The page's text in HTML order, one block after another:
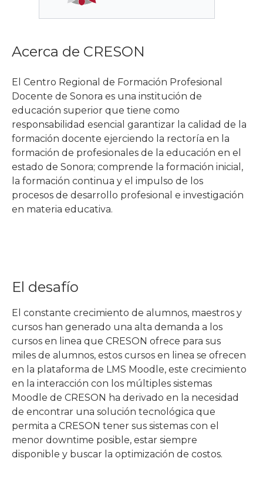
Acerca de CRESON
El Centro Regional de Formación Profesional
Docente de Sonora es una institución de
educación superior que tiene como
responsabilidad esencial garantizar la calidad de la
formación docente ejerciendo la rectoría en la
formación de profesionales de la educación en el
estado de Sonora; comprende la formación inicial,
la formación continua y el impulso de los
procesos de desarrollo profesional e investigación
en materia educativa.
El desafío
El constante crecimiento de alumnos, maestros y
cursos han generado una alta demanda a los
cursos en linea que CRESON ofrece para sus
miles de alumnos, estos cursos en linea se ofrecen
en la plataforma de LMS Moodle, este crecimiento
en la interacción con los múltiples sistemas
Moodle de CRESON ha derivado en la necesidad
de encontrar una solución tecnológica que
permita a CRESON tener sus sistemas con el
menor downtime posible, estar siempre
disponible y buscar la optimización de costos.